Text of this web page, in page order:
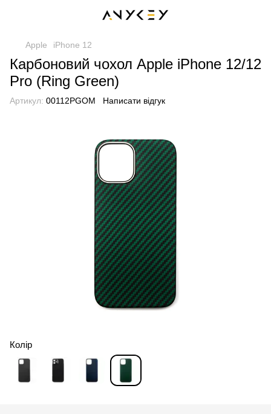
Apple iPhone 12
Карбоновий чохол Apple iPhone 12/12
Pro (Ring Green)
Артикул: 00112PGOM Написати відгук
Колір